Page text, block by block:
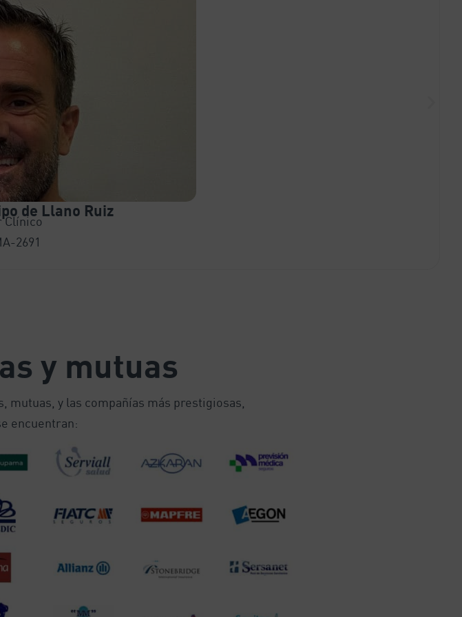
de Llano Ruiz
Clínico
2691
y mutuas
y las compañías más prestigiosas,
encuentran: